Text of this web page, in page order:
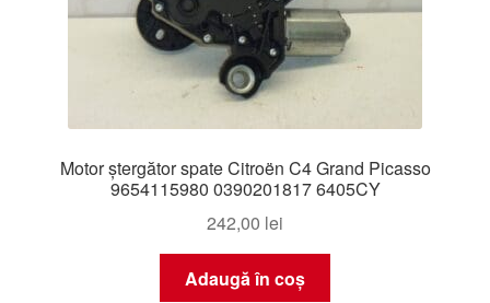
Motor ștergător spate Citroën C4 Grand Picasso
9654115980 0390201817 6405CY
242,00 lei
Adaugă în coș